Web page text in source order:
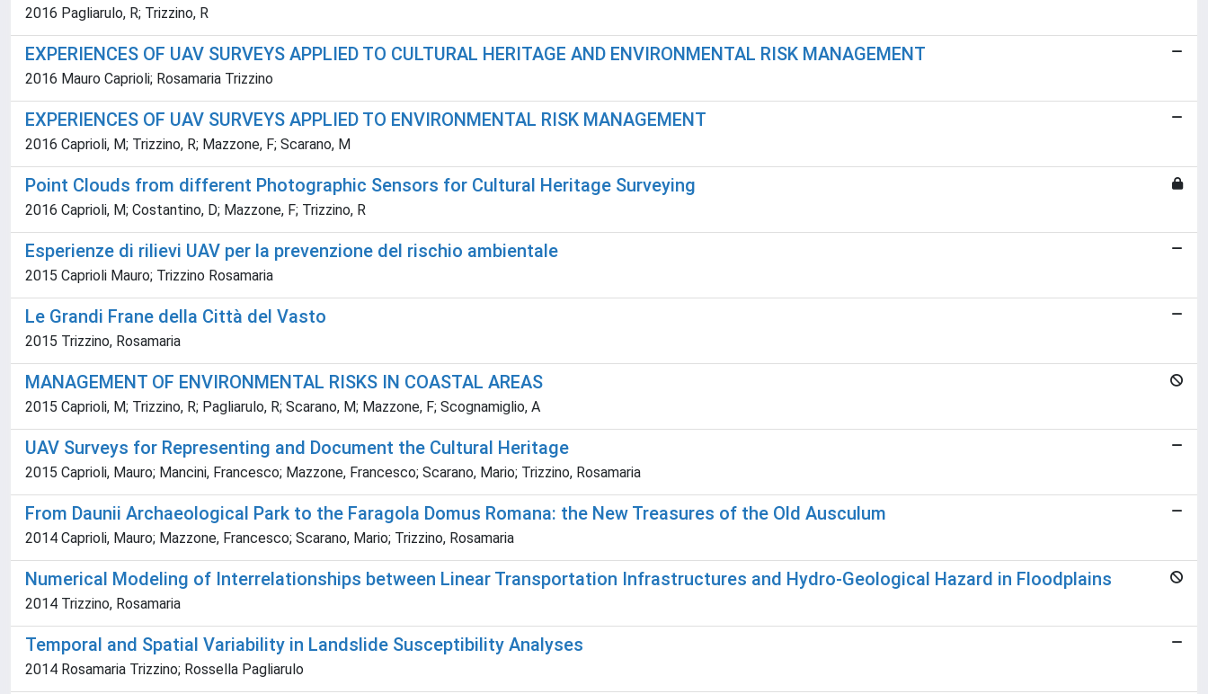
2016 Pagliarulo, R; Trizzino, R
EXPERIENCES OF UAV SURVEYS APPLIED TO CULTURAL HERITAGE AND ENVIRONMENTAL RISK MANAGEMENT
2016 Mauro Caprioli; Rosamaria Trizzino
EXPERIENCES OF UAV SURVEYS APPLIED TO ENVIRONMENTAL RISK MANAGEMENT
2016 Caprioli, M; Trizzino, R; Mazzone, F; Scarano, M
Point Clouds from different Photographic Sensors for Cultural Heritage Surveying
2016 Caprioli, M; Costantino, D; Mazzone, F; Trizzino, R
Esperienze di rilievi UAV per la prevenzione del rischio ambientale
2015 Caprioli Mauro; Trizzino Rosamaria
Le Grandi Frane della Città del Vasto
2015 Trizzino, Rosamaria
MANAGEMENT OF ENVIRONMENTAL RISKS IN COASTAL AREAS
2015 Caprioli, M; Trizzino, R; Pagliarulo, R; Scarano, M; Mazzone, F; Scognamiglio, A
UAV Surveys for Representing and Document the Cultural Heritage
2015 Caprioli, Mauro; Mancini, Francesco; Mazzone, Francesco; Scarano, Mario; Trizzino, Rosamaria
From Daunii Archaeological Park to the Faragola Domus Romana: the New Treasures of the Old Ausculum
2014 Caprioli, Mauro; Mazzone, Francesco; Scarano, Mario; Trizzino, Rosamaria
Numerical Modeling of Interrelationships between Linear Transportation Infrastructures and Hydro-Geological Hazard in Floodplains
2014 Trizzino, Rosamaria
Temporal and Spatial Variability in Landslide Susceptibility Analyses
2014 Rosamaria Trizzino; Rossella Pagliarulo